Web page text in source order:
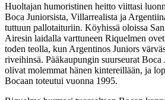
Huoltajan humoristinen heitto viittasi
Boca Juniorsista, Villarrealista ja
tuttuun pallotaituriin. Köyhissä oloissa
Airesin laidalla varttuneen Riquelmen
toden teolla, kun Argentinos Juniors
riveihinsä. Pääkaupungin suurseurat Boca
olivat molemmat hänen kintereillään, ja
Bocaan toteutui vuonna 1995.